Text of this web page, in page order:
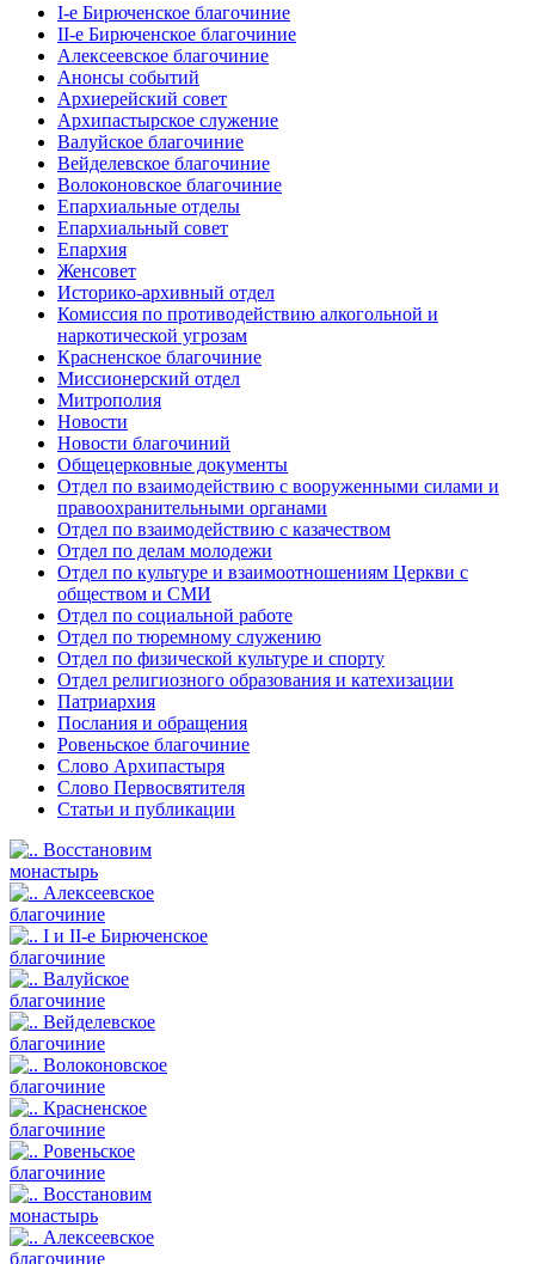
I-е Бирюченское благочиние
II-е Бирюченское благочиние
Алексеевское благочиние
Анонсы событий
Архиерейский совет
Архипастырское служение
Валуйское благочиние
Вейделевское благочиние
Волоконовское благочиние
Епархиальные отделы
Епархиальный совет
Епархия
Женсовет
Историко-архивный отдел
Комиссия по противодействию алкогольной и
наркотической угрозам
Красненское благочиние
Миссионерский отдел
Митрополия
Новости
Новости благочиний
Общецерковные документы
Отдел по взаимодействию с вооруженными силами и
правоохранительными органами
Отдел по взаимодействию с казачеством
Отдел по делам молодежи
Отдел по культуре и взаимоотношениям Церкви с
обществом и СМИ
Отдел по социальной работе
Отдел по тюремному служению
Отдел по физической культуре и спорту
Отдел религиозного образования и катехизации
Патриархия
Послания и обращения
Ровеньское благочиние
Слово Архипастыря
Слово Первосвятителя
Статьи и публикации
Восстановим
монастырь
Алексеевское
благочиние
I и II-е Бирюченское
благочиние
Валуйское
благочиние
Вейделевское
благочиние
Волоконовское
благочиние
Красненское
благочиние
Ровеньское
благочиние
Восстановим
монастырь
Алексеевское
благочиние